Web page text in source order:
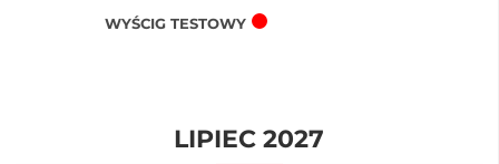
WYŚCIG TESTOWY
LIPIEC 2027